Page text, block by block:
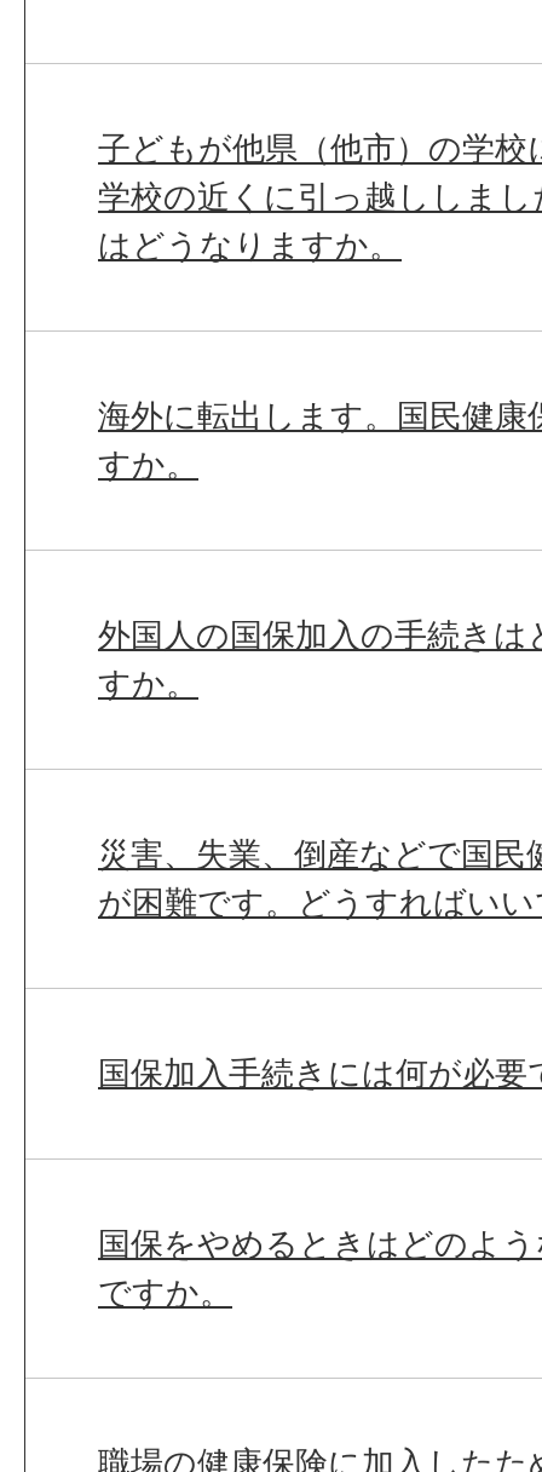
子どもが他県（他市）の学
学校の近くに引っ越ししま
はどうなりますか。
海外に転出します。国民健
すか。
外国人の国保加入の手続き
すか。
災害、失業、倒産などで国民
が困難です。どうすればい
国保加入手続きには何が必要
国保をやめるときはどのよ
ですか。
職場の健康保険に加入した